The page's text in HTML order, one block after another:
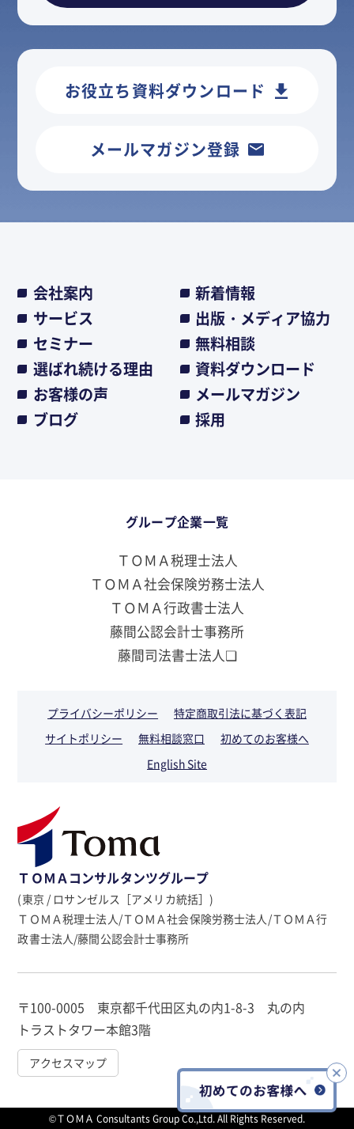
お役立ち資料ダウンロード
メールマガジン登録
会社案内
新着情報
サービス
出版・メディア協力
セミナー
無料相談
選ばれ続ける理由
資料ダウンロード
お客様の声
メールマガジン
ブログ
採用
グループ企業一覧
ＴＯＭＡ税理士法人
ＴＯＭＡ社会保険労務士法人
ＴＯＭＡ行政書士法人
藤間公認会計士事務所
藤間司法書士法人❏
プライバシーポリシー
特定商取引法に基づく表記
サイトポリシー
無料相談窓口
初めてのお客様へ
English Site
ＴＯＭＡコンサルタンツグループ
(東京 / ロサンゼルス［アメリカ統括］)
ＴＯＭＡ税理士法人/ＴＯＭＡ社会保険労務士法人/ＴＯＭＡ行
政書士法人/藤間公認会計士事務所
〒100-0005 東京都千代田区丸の内1-8-3 丸の内
トラストタワー本館3階
アクセスマップ
©ＴＯＭＡ Consultants Group Co.,Ltd. All Rights Reserved.